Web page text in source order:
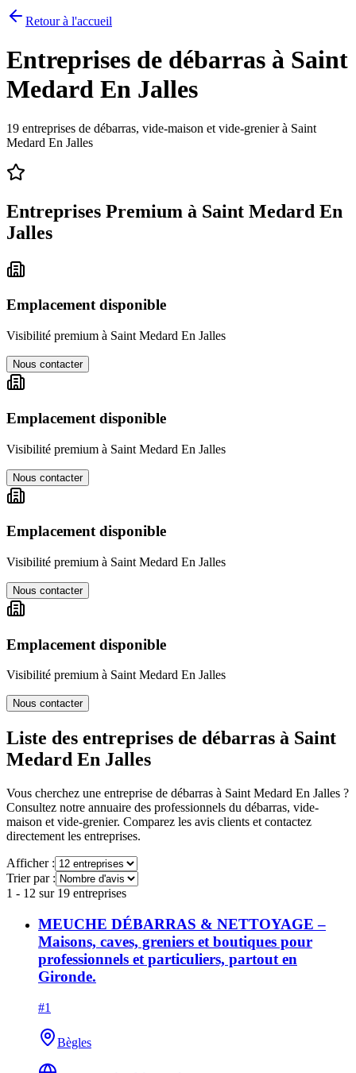
Retour à l'accueil
Entreprises de débarras à Saint
Medard En Jalles
19 entreprises de débarras, vide-maison et vide-grenier à Saint
Medard En Jalles
Entreprises Premium à Saint Medard En
Jalles
Emplacement disponible
Visibilité premium à Saint Medard En Jalles
Nous contacter
Emplacement disponible
Visibilité premium à Saint Medard En Jalles
Nous contacter
Emplacement disponible
Visibilité premium à Saint Medard En Jalles
Nous contacter
Emplacement disponible
Visibilité premium à Saint Medard En Jalles
Nous contacter
Liste des entreprises de débarras à Saint
Medard En Jalles
Vous cherchez une entreprise de débarras à Saint Medard En Jalles ?
Consultez notre annuaire des professionnels du débarras, vide-
maison et vide-grenier. Comparez les avis clients et contactez
directement les entreprises.
Afficher :
Trier par :
1 - 12 sur 19 entreprises
MEUCHE DÉBARRAS & NETTOYAGE –
Maisons, caves, greniers et boutiques pour
professionnels et particuliers, partout en
Gironde.
#1
Bègles